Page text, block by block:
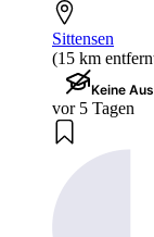
Sittensen
(15 km
Keine
vor 5 Tagen